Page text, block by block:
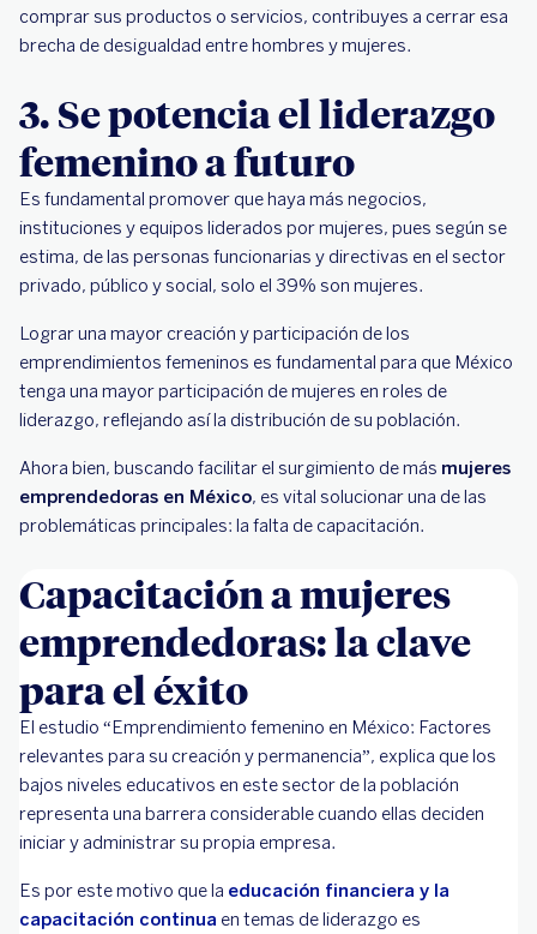
comprar sus productos o servicios, contribuyes a cerrar esa
brecha de desigualdad entre hombres y mujeres.
3. Se potencia el liderazgo
femenino a futuro
Es fundamental promover que haya más negocios,
instituciones y equipos liderados por mujeres, pues según se
estima, de las personas funcionarias y directivas en el sector
privado, público y social, solo el 39% son mujeres.
Lograr una mayor creación y participación de los
emprendimientos femeninos es fundamental para que México
tenga una mayor participación de mujeres en roles de
liderazgo, reflejando así la distribución de su población.
Ahora bien, buscando facilitar el surgimiento de más mujeres
emprendedoras en México, es vital solucionar una de las
problemáticas principales: la falta de capacitación.
Capacitación a mujeres
emprendedoras: la clave
para el éxito
El estudio “Emprendimiento femenino en México: Factores
relevantes para su creación y permanencia”, explica que los
bajos niveles educativos en este sector de la población
representa una barrera considerable cuando ellas deciden
iniciar y administrar su propia empresa.
Es por este motivo que la educación financiera y la
capacitación continua en temas de liderazgo es